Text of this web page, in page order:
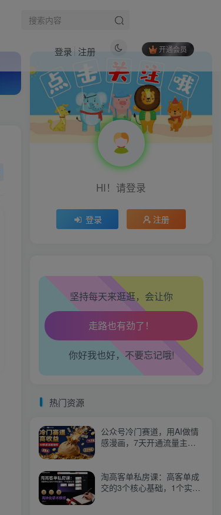
开通会员
登录 注册
热门文章
（17287期）亚马逊运营实战课，Listing优化、Vine秒杀、FBA发货，快速上手，实现店铺稳定出单盈利
直播陪跑课，金牌主播自然流打爆直播间，复制高变现玩法
2026 必做！拼多多 AI 虚拟无货源，独家玩法月稳 1-2W
最新小吃配方项目分享独家秘诀，线上单日5张，手把手教学实操
电商会计实操课-抖音小店财务教程2025
HI！请登录
登录 注册
坚持每天来逛逛，会让你
生活也美好了！
心情也舒畅了！
走路也有劲了！
工作也轻松了！
你好我也好，不要忘记哦!
热门资源
公众号冷门赛道，用AI做情
感漫画，7天开通流量主，
淘高客单私房课：高客单成
交的3个核心基础，1个实操